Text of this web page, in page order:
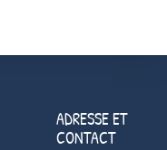
ADRESSE ET
CONTACT